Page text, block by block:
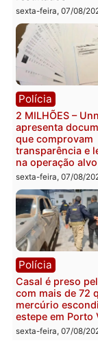
PM encontra
bicicleta de
de salgados
Velho
segunda-feira, 10/
07:48
Política
Marcos
Plano de
228 projetos,
públicas e
resultados
sexta-feira, 07/08/